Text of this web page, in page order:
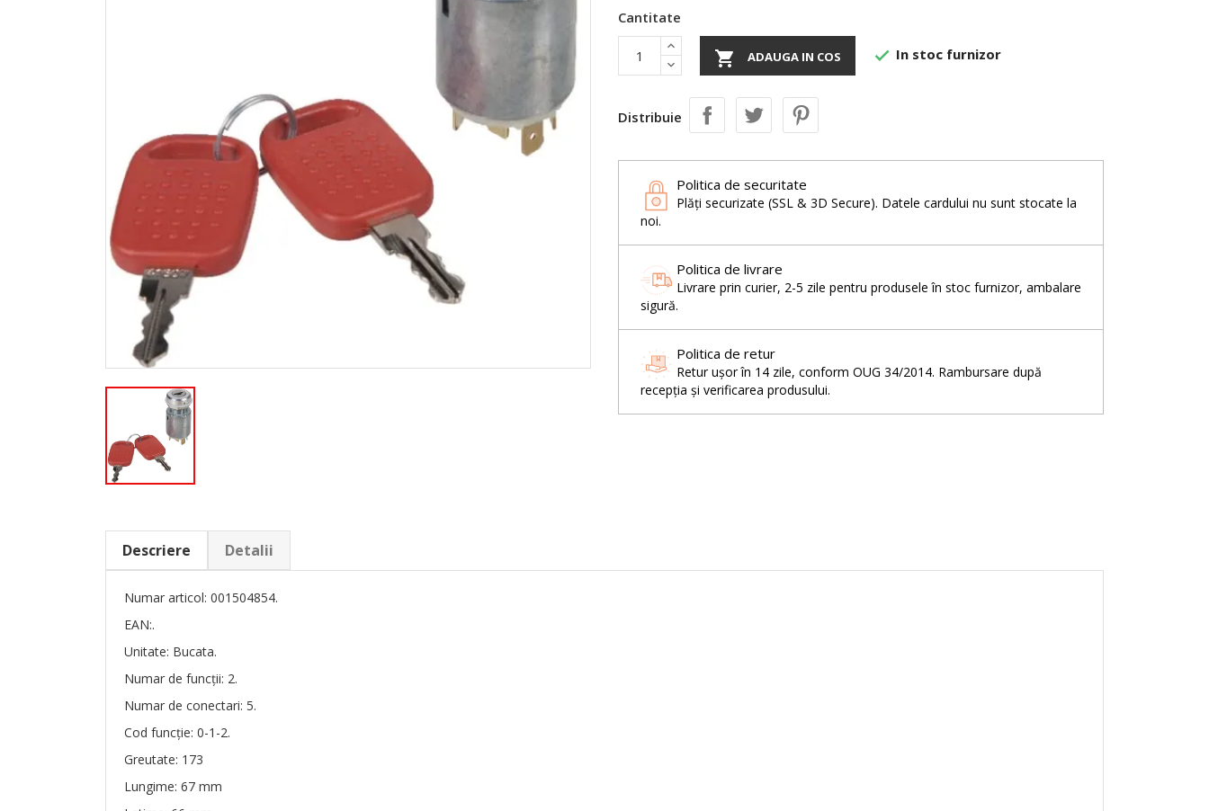
Cantitate
 ADAUGA IN COS  In stoc furnizor
Distribuie
Politica de securitate
Plăți securizate (SSL & 3D Secure). Datele cardului nu sunt stocate la
noi.
Politica de livrare
Livrare prin curier, 2-5 zile pentru produsele în stoc furnizor, ambalare
sigură.
Politica de retur
Retur ușor în 14 zile, conform OUG 34/2014. Rambursare după
recepția și verificarea produsului.
Descriere Detalii
Numar articol: 001504854.
EAN:.
Unitate: Bucata.
Numar de funcții: 2.
Numar de conectari: 5.
Cod funcție: 0-1-2.
Greutate: 173
Lungime: 67 mm